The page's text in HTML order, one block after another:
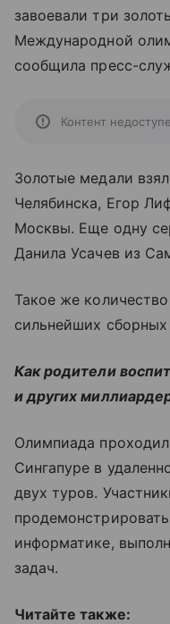
завоевали три
Международной
сообщила пресс-
Контент
Золотые медали
Челябинска, Егор
Москвы. Еще одну
Данила Усачев из
Такое же
сильнейших
Как родители
и других
Олимпиада
Сингапуре в
двух туров.
информатике,
задач.
Читайте также: